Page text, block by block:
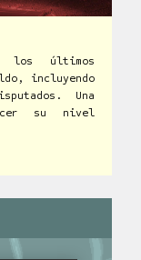
los últimos
incluyendo
Una
su nivel